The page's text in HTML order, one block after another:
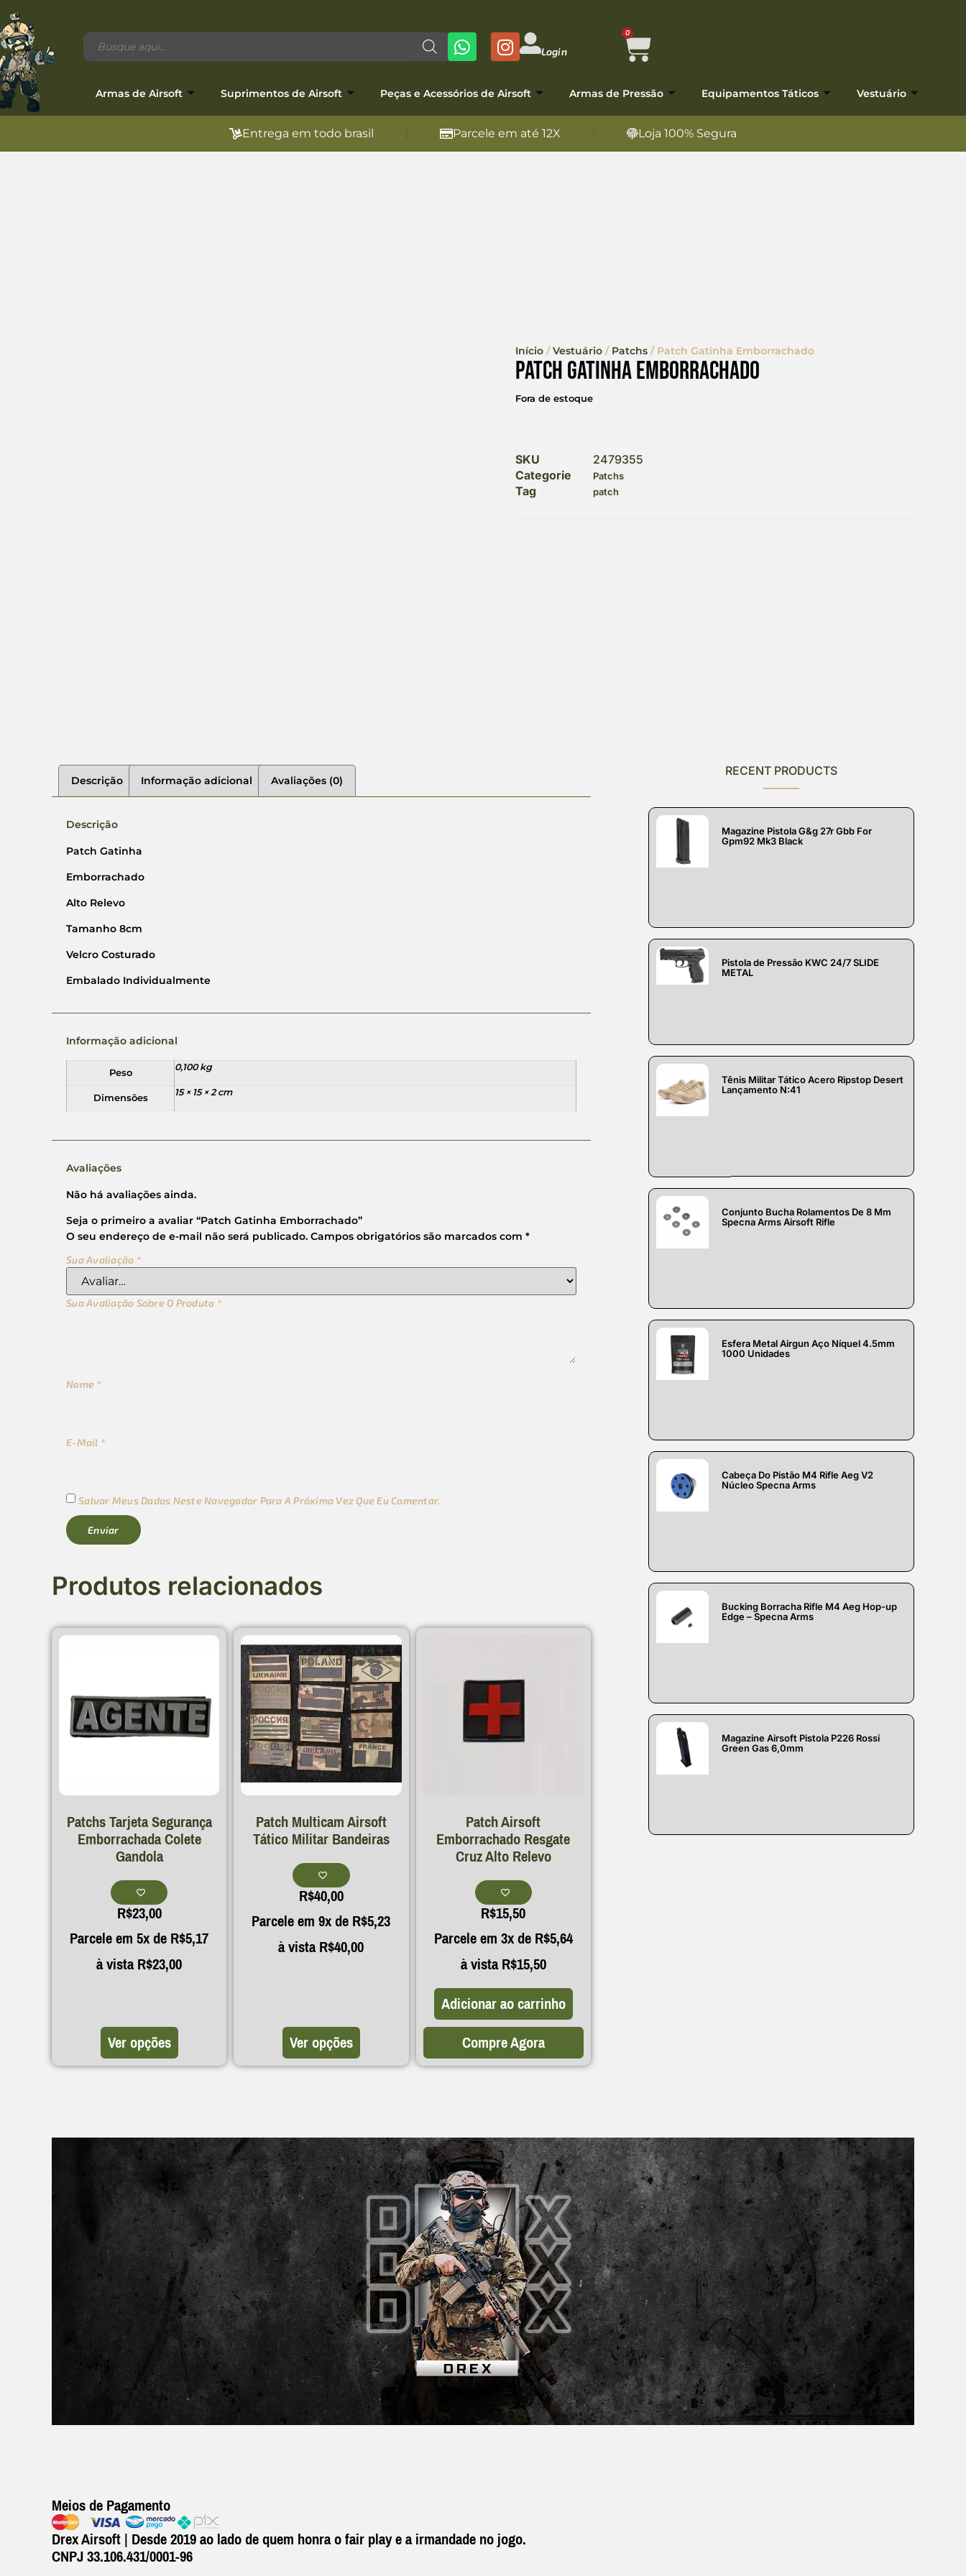
Login
0
Armas de Airsoft Suprimentos de Airsoft Peças e Acessórios de Airsoft Armas de Pressão Equipamentos Táticos Vestuário
Entrega em todo brasil Parcele em até 12X Loja 100% Segura
Início/Vestuário/ Patchs/ Patch Gatinha Emborrachado
Patch Gatinha Emborrachado
Fora de estoque
SKU
2479355
Categorie
Patchs
Tag patch
Descrição Informação adicional Avaliações (0)
Descrição
Patch Gatinha
Emborrachado
Alto Relevo
Tamanho 8cm
Velcro Costurado
Embalado Individualmente
Informação adicional
Peso
0,100 kg
Dimensões
15 × 15 × 2 cm
Avaliações
Não há avaliações ainda.
Seja o primeiro a avaliar “Patch Gatinha Emborrachado”
O seu endereço de e-mail não será publicado. Campos obrigatórios são marcados com *
Sua Avaliação *
Sua Avaliação Sobre O Produto *
Nome *
E-Mail *
Salvar Meus Dados Neste Navegador Para A Próxima Vez Que Eu Comentar.
Produtos relacionados
Patchs Tarjeta Segurança
Emborrachada Colete
Gandola
R$23,00
Parcele em 5x deR$5,17
à vistaR$23,00
Ver opções
Patch Multicam Airsoft
Tático Militar Bandeiras
R$40,00
Parcele em 9x deR$5,23
à vistaR$40,00
Ver opções
Patch Airsoft
Emborrachado Resgate
Cruz Alto Relevo
R$15,50
Parcele em 3x deR$5,64
à vistaR$15,50
Adicionar ao carrinho
Compre Agora
RECENT PRODUCTS
Magazine Pistola G&g 27r Gbb For
Gpm92 Mk3 Black
Pistola de Pressão KWC 24/7 SLIDE
METAL
Tênis Militar Tático Acero Ripstop Desert
Lançamento N:41
Conjunto Bucha Rolamentos De 8 Mm
Specna Arms Airsoft Rifle
Esfera Metal Airgun Aço Níquel 4.5mm
1000 Unidades
Cabeça Do Pistão M4 Rifle Aeg V2
Núcleo Specna Arms
Bucking Borracha Rifle M4 Aeg Hop-up
Edge – Specna Arms
Magazine Airsoft Pistola P226 Rossi
Green Gas 6,0mm
Meios de Pagamento
Drex Airsoft | Desde 2019 ao lado de quem honra o fair play e a irmandade no jogo.
CNPJ 33.106.431/0001-96